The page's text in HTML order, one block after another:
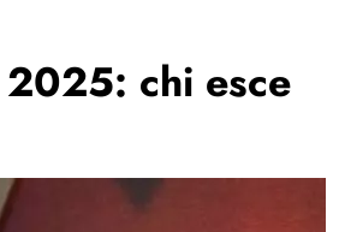
chi esce